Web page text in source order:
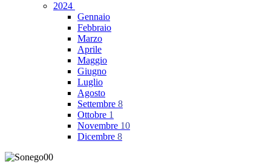
2024
Gennaio
Febbraio
Marzo
Aprile
Maggio
Giugno
Luglio
Agosto
Settembre 8
Ottobre 1
Novembre 10
Dicembre 8